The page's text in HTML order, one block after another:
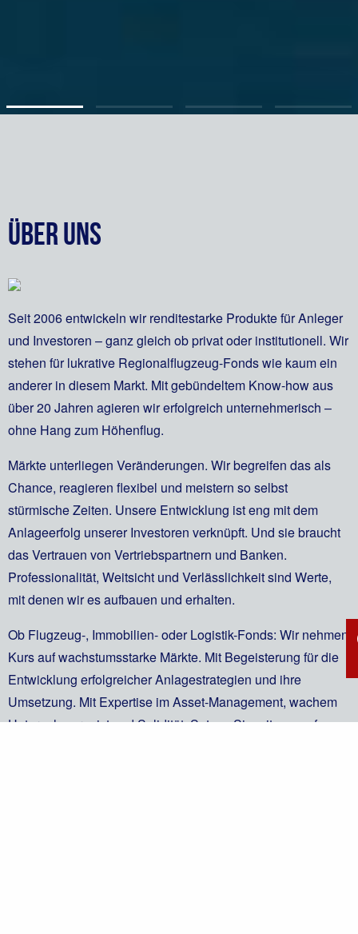
und hanseatisch verlässlich.
Willkommen an Bord!
ÜBER
UNS
LEISTUNGEN QUALITÄTSMERKMALE
ÜBER
LEISTUNGEN QUALITÄTSMERKMALE AKTUELLES
ÜBER
LEISTUNGEN QUALITÄTSMERKMALE AKTUELLES
ÜBER
UNS
LEISTUNGEN QUALITÄTSMERKMALE
Über uns
Seit 2006 entwickeln wir renditestarke Produkte für Anleger
und Investoren – ganz gleich ob privat oder institutionell. Wir
stehen für lukrative Regionalflugzeug-Fonds wie kaum ein
anderer in diesem Markt. Mit gebündeltem Know-how aus
über 20 Jahren agieren wir erfolgreich unternehmerisch –
ohne Hang zum Höhenflug.
Märkte unterliegen Veränderungen. Wir begreifen das als
Chance, reagieren flexibel und meistern so selbst
stürmische Zeiten. Unsere Entwicklung ist eng mit dem
Anlageerfolg unserer Investoren verknüpft. Und sie braucht
das Vertrauen von Vertriebspartnern und Banken.
Professionalität, Weitsicht und Verlässlichkeit sind Werte,
mit denen wir es aufbauen und erhalten.
Ob Flugzeug-, Immobilien- oder Logistik-Fonds: Wir nehmen
Kurs auf wachstumsstarke Märkte. Mit Begeisterung für die
Entwicklung erfolgreicher Anlagestrategien und ihre
Umsetzung. Mit Expertise im Asset-Management, wachem
Unternehmergeist und Solidität. Setzen Sie mit uns auf